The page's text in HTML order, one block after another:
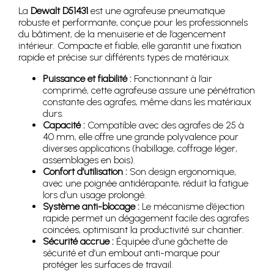
La Dewalt D51431 est une agrafeuse pneumatique
robuste et performante, conçue pour les professionnels
du bâtiment, de la menuiserie et de l’agencement
intérieur. Compacte et fiable, elle garantit une fixation
rapide et précise sur différents types de matériaux.
Puissance et fiabilité : Fonctionnant à l’air
comprimé, cette agrafeuse assure une pénétration
constante des agrafes, même dans les matériaux
durs.
Capacité : Compatible avec des agrafes de 25 à
40 mm, elle offre une grande polyvalence pour
diverses applications (habillage, coffrage léger,
assemblages en bois).
Confort d’utilisation : Son design ergonomique,
avec une poignée antidérapante, réduit la fatigue
lors d’un usage prolongé.
Système anti-blocage : Le mécanisme d’éjection
rapide permet un dégagement facile des agrafes
coincées, optimisant la productivité sur chantier.
Sécurité accrue : Équipée d’une gâchette de
sécurité et d’un embout anti-marque pour
protéger les surfaces de travail.